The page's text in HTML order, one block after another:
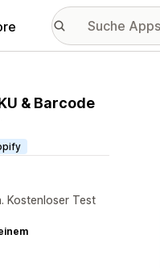
& Barcode
Kostenloser Test